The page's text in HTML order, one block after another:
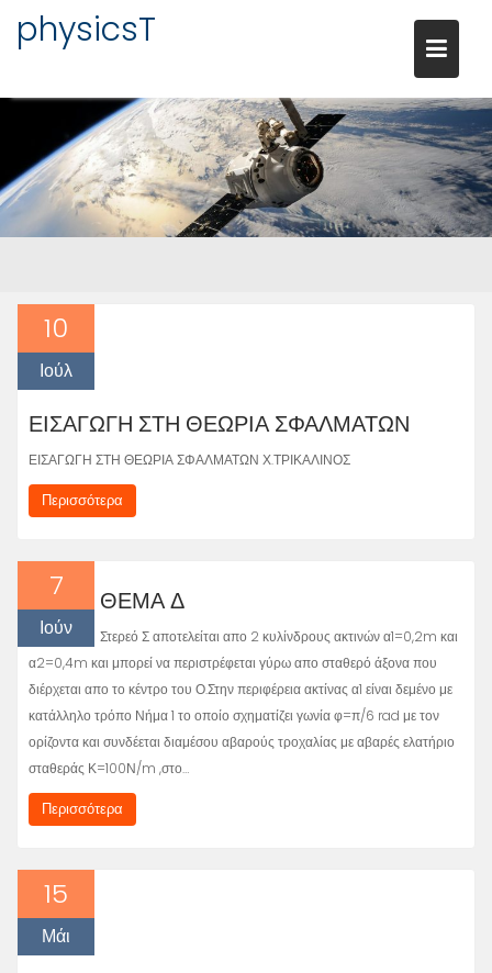
Μεταπηδήστε
physicsT
10
Ιούλ
ΕΙΣΑΓΩΓΗ ΣΤΗ ΘΕΩΡΙΑ ΣΦΑΛΜΑΤΩΝ
ΕΙΣΑΓΩΓΗ ΣΤΗ ΘΕΩΡΙΑ ΣΦΑΛΜΑΤΩΝ Χ.ΤΡΙΚΑΛΙΝΟΣ
Περισσότερα
7
Ιούν
ΘΕΜΑ Δ
Στερεό Σ αποτελείται απο 2 κυλίνδρους ακτινών α1=0,2m και
α2=0,4m και μπορεί να περιστρέφεται γύρω απο σταθερό άξονα που
διέρχεται απο το κέντρο του Ο.Στην περιφέρεια ακτίνας α1 είναι δεμένο με
κατάλληλο τρόπο Νήμα 1 το οποίο σχηματίζει γωνία φ=π/6 rad με τον
ορίζοντα και συνδέεται διαμέσου αβαρούς τροχαλίας με αβαρές ελατήριο
σταθεράς Κ=100Ν/m ,στο…
Περισσότερα
15
Μάι